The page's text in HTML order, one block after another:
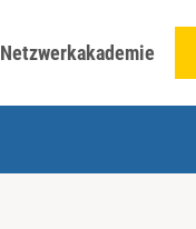
Netzwerkakademie